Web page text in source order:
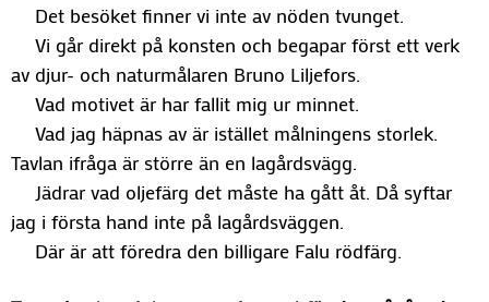
Det besöket finner vi inte av nöden tvunget.
Vi går direkt på konsten och begapar först ett verk
av djur- och naturmålaren Bruno Liljefors.
Vad motivet är har fallit mig ur minnet.
Vad jag häpnas av är istället målningens storlek.
Tavlan ifråga är större än en lagårdsvägg.
Jädrar vad oljefärg det måste ha gått åt. Då syftar
jag i första hand inte på lagårdsväggen.
Där är att föredra den billigare Falu rödfärg.